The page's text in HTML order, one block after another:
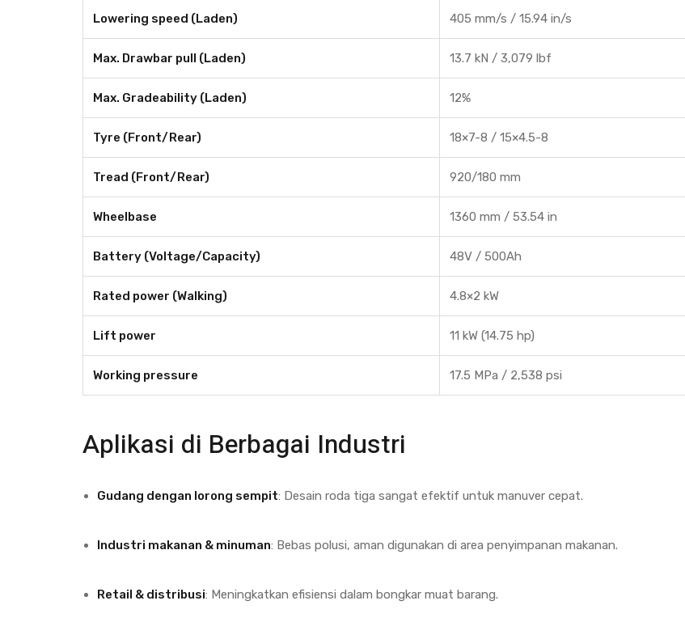
Lowering speed (Laden) 405 mm/s / 15.94 in/s
Max. Drawbar pull (Laden) 13.7 kN / 3,079 lbf
Max. Gradeability (Laden) 12%
Tyre (Front/Rear) 18×7-8 / 15×4.5-8
Tread (Front/Rear) 920/180 mm
Wheelbase 1360 mm / 53.54 in
Battery (Voltage/Capacity) 48V / 500Ah
Rated power (Walking) 4.8×2 kW
Lift power 11 kW (14.75 hp)
Working pressure 17.5 MPa / 2,538 psi
Aplikasi di Berbagai Industri
Gudang dengan lorong sempit: Desain roda tiga sangat efektif untuk manuver cepat.
Industri makanan & minuman: Bebas polusi, aman digunakan di area penyimpanan makanan.
Retail & distribusi: Meningkatkan efisiensi dalam bongkar muat barang.